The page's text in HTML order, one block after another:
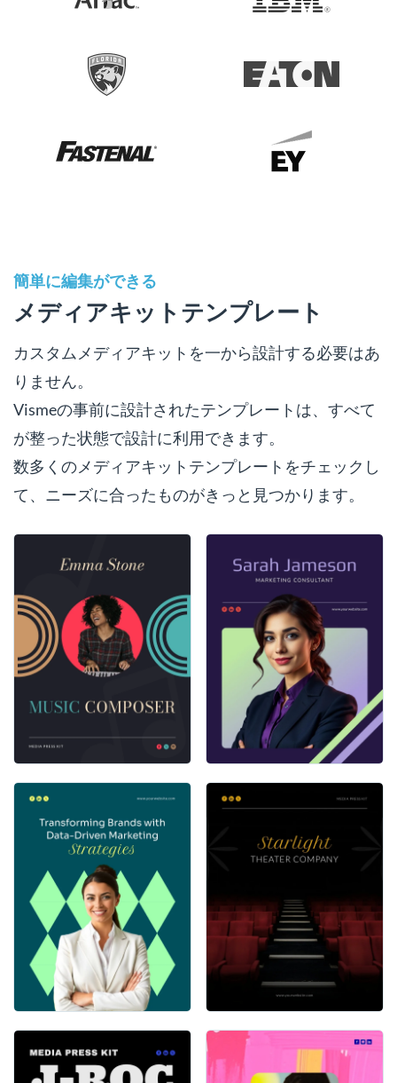
簡単に編集ができる
メディアキットテンプレート
カスタムメディアキットを一から設計する必要はあ
りません。
Vismeの事前に設計されたテンプレートは、すべて
が整った状態で設計に利用できます。
数多くのメディアキットテンプレートをチェックし
て、ニーズに合ったものがきっと見つかります。